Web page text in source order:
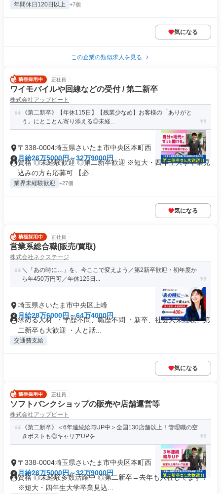
年間休日120日以上 +7個
気になる
この企業の類似求人を見る
正社員
ワイモバイルや回線などの受付 / 第二新卒
株式会社アップビート
《第二新卒》【年休115日】【残業少なめ】お客様の「ありがと
う」にとことん寄り添える◎未経...
〒338-0004埼玉県さいたま市中央区本町西
月給26万5000円～32万9000円
資格 ◎未経験歓迎 ◎第二新卒歓迎 ※短大・四年生大学卒業見
込みの方も応募可 【必...
業界未経験歓迎 +27個
気になる
正社員
営業系総合職(販売/買取)
株式会社ネクステージ
＼「あの時に…」を、今ここで変えよう／第2新卒歓迎・初年度か
ら年450万円可／年休125日...
埼玉県さいたま市中央区上峰
月給28万6000円～64万4000円
求める人材: ・学歴不問、職歴不問 ・新卒、社会人未経験、第
二新卒も大歓迎 ・人と話...
交通費支給
気になる
正社員
ソフトバンクショップの販売や店舗運営等
株式会社アップビート
《第二新卒》＜6年連続給与UP中＞全国130店舗以上！管理職の空
きポストも◎キャリアUPを...
〒338-0004埼玉県さいたま市中央区本町西
月給26万5000円～32万9000円
資格 ◎未経験多数活躍中 ◎第二新卒→去年も入社してます！
※短大・四年生大学卒業見込...